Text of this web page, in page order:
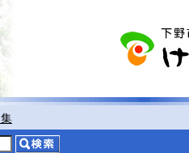
示にする